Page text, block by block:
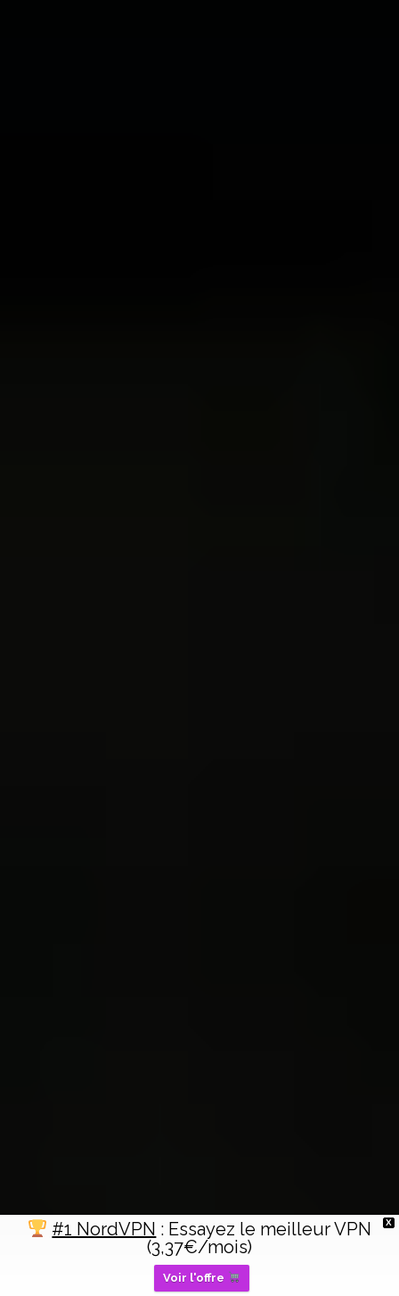
X
#1 NordVPN : Essayez le meilleur VPN
(3,37€/mois)
Voir l'offre